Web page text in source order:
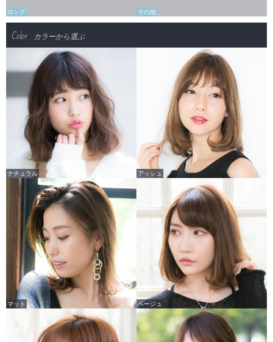
ロング その他
Color カラーから選ぶ
ナチュラル アッシュ
マット ベージュ